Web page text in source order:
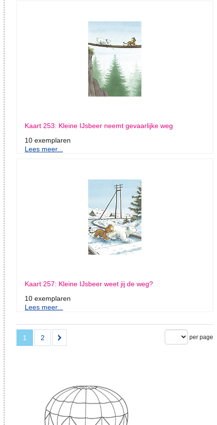
Kaart 253: Kleine IJsbeer neemt gevaarlijke weg
10 exemplaren
Lees meer...
Kaart 257: Kleine IJsbeer weet jij de weg?
10 exemplaren
Lees meer...
1 2 per page